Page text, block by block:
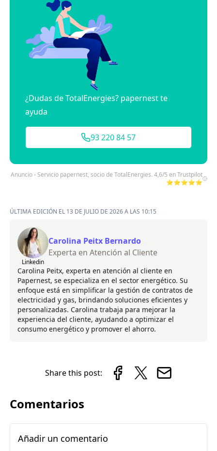
¿Dudas de TotalEnergies? papernest te
ayuda
93 220 84 57
Anuncio - Servicio papernest, socio de TotalEnergies. 4,6/5 en Trustpilot
⭐⭐⭐⭐⭐
ÚLTIMA EDICIÓN EL 13 DE JULIO DE 2026 A LAS 10:15
Linkedin
Carolina Peitx Bernardo
Experta en Atención al Cliente
Carolina Peitx, experta en atención al cliente en
Papernest, se especializa en el sector energético. Su
enfoque está en simplificar la gestión de contratos de
electricidad y gas, brindando soluciones eficientes y
personalizadas. Carolina trabaja para mejorar la
experiencia del cliente, ayudando a optimizar el
consumo energético y promover el ahorro.
Share this post:
Comentarios
Añadir un comentario